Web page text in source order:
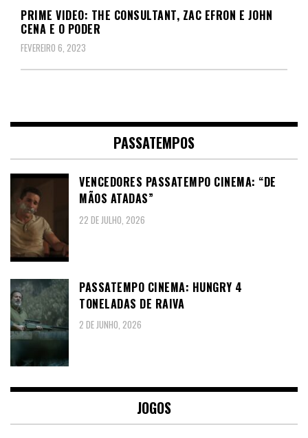
PRIME VIDEO: THE CONSULTANT, ZAC EFRON E JOHN
CENA E O PODER
FEVEREIRO 6, 2023
PASSATEMPOS
VENCEDORES PASSATEMPO CINEMA: “DE
MÃOS ATADAS”
22 DE JULHO, 2026
PASSATEMPO CINEMA: HUNGRY 4
TONELADAS DE RAIVA
2 DE JUNHO, 2026
JOGOS